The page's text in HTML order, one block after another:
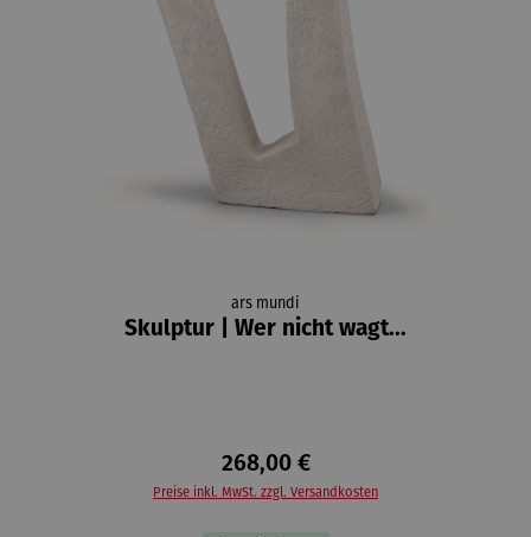
ars mundi
Skulptur | Wer nicht wagt...
268,00 €
Preise inkl. MwSt. zzgl. Versandkosten